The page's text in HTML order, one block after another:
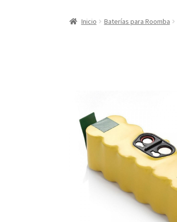
Inicio Baterías para Roomba